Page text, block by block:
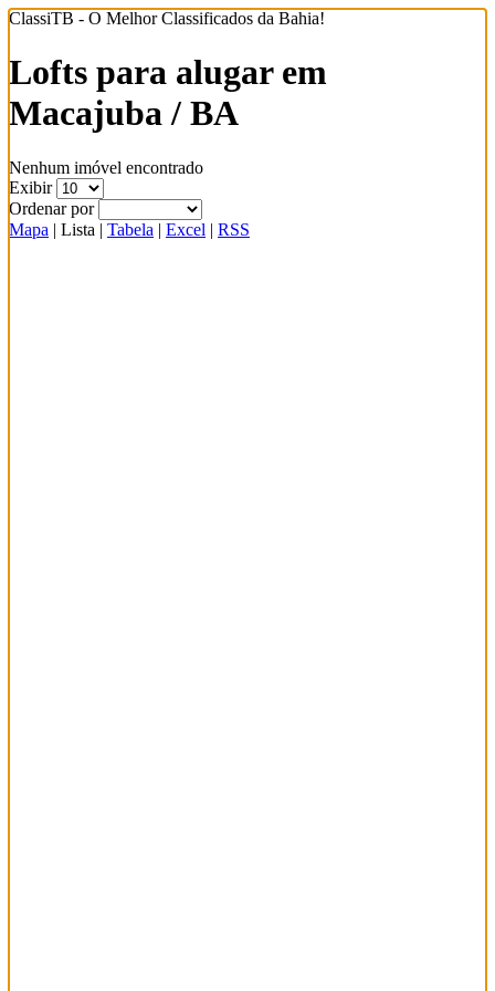
ClassiTB - O Melhor Classificados da Bahia!
Lofts para alugar em
Macajuba / BA
Nenhum imóvel encontrado
Exibir
Ordenar por
Mapa | Lista | Tabela | Excel | RSS